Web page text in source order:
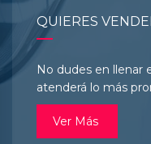
QUIERES
No dudes en llenar
atenderá lo más
Ver Más